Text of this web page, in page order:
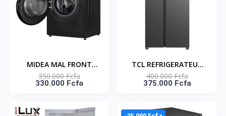
MIDEA MAL FRONT
LOAD 12 KG ET
SECHAGE 8 KG -
HEALTHGUARD
350.000 Fcfa
330.000 Fcfa
TCL REFRIGERATEUR
AMERICAIN 2 PORTES
433LT - P572SBSG
400.000 Fcfa
375.000 Fcfa